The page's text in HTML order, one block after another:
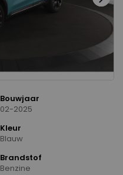
Bouwjaar
02-2025
Kleur
Blauw
Brandstof
Benzine